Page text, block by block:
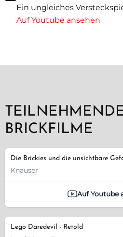
Ein ungleiches
Auf Youtube ansehen
BRICKFILME
Die Brickies und die unsichtbare
Knauser
Auf Youtube
Lego Daredevil - Retold